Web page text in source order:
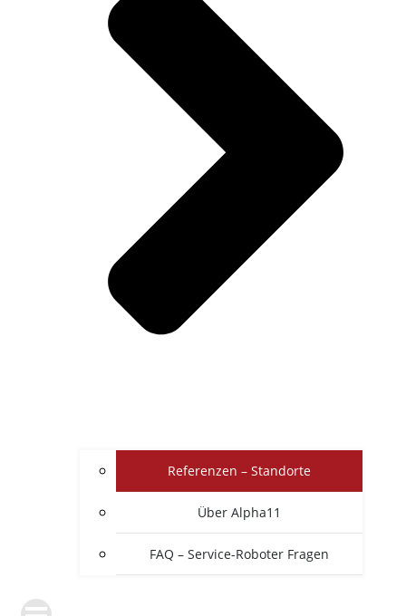
Referenzen – Standorte
Über Alpha11
FAQ – Service-Roboter Fragen